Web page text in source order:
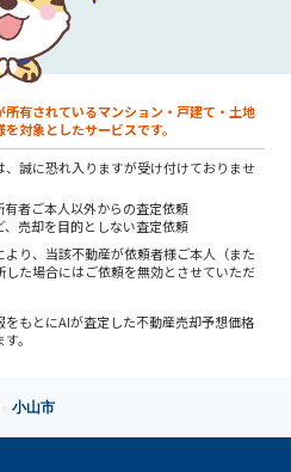
有されているマンション・戸建て・土地
対象としたサービスです。
誠に恐れ入りますが受け付けておりませ
者ご本人以外からの査定依頼
売却を目的としない査定依頼
り、当該不動産が依頼者様ご本人（また
た場合にはご依頼を無効とさせていただ
もとにAIが査定した不動産売却予想価格
。
› 小山市